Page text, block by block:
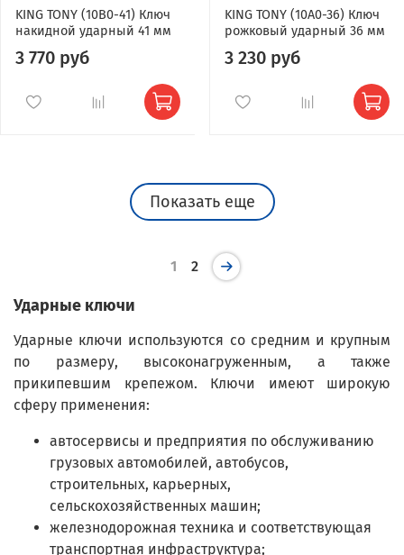
KING TONY (10B0-41) Ключ
накидной ударный 41 мм
3 770 руб
KING TONY (10A0-36) Ключ
рожковый ударный 36 мм
3 230 руб
Показать еще
1 2
Ударные ключи
Ударные ключи используются со средним и крупным
по размеру, высоконагруженным, а также
прикипевшим крепежом. Ключи имеют широкую
сферу применения:
автосервисы и предприятия по обслуживанию
грузовых автомобилей, автобусов,
строительных, карьерных,
сельскохозяйственных машин;
железнодорожная техника и соответствующая
транспортная инфраструктура;